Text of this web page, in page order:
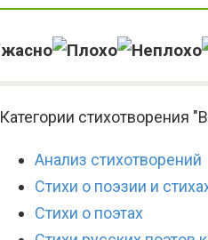
Категории стихотворения
Анализ стихотворений
Стихи о поэзии и
Стихи о поэтах